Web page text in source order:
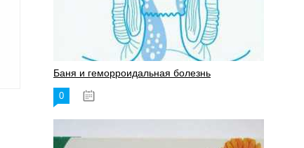
Баня и геморроидальная болезнь
0